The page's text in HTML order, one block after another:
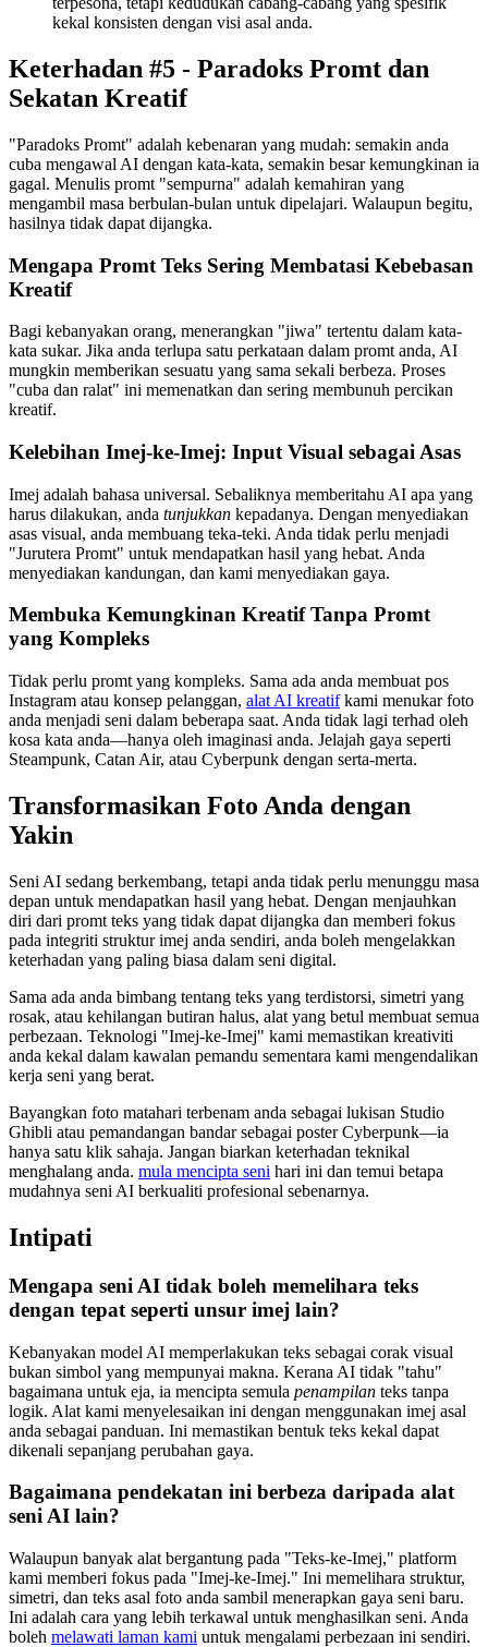
kekal konsisten dengan visi asal anda.
Keterhadan #5 - Paradoks Promt dan
Sekatan Kreatif
"Paradoks Promt" adalah kebenaran yang mudah: semakin anda
cuba mengawal AI dengan kata-kata, semakin besar kemungkinan ia
gagal. Menulis promt "sempurna" adalah kemahiran yang
mengambil masa berbulan-bulan untuk dipelajari. Walaupun begitu,
hasilnya tidak dapat dijangka.
Mengapa Promt Teks Sering Membatasi Kebebasan
Kreatif
Bagi kebanyakan orang, menerangkan "jiwa" tertentu dalam kata-
kata sukar. Jika anda terlupa satu perkataan dalam promt anda, AI
mungkin memberikan sesuatu yang sama sekali berbeza. Proses
"cuba dan ralat" ini memenatkan dan sering membunuh percikan
kreatif.
Kelebihan Imej-ke-Imej: Input Visual sebagai Asas
Imej adalah bahasa universal. Sebaliknya memberitahu AI apa yang
harus dilakukan, anda tunjukkan kepadanya. Dengan menyediakan
asas visual, anda membuang teka-teki. Anda tidak perlu menjadi
"Jurutera Promt" untuk mendapatkan hasil yang hebat. Anda
menyediakan kandungan, dan kami menyediakan gaya.
Membuka Kemungkinan Kreatif Tanpa Promt
yang Kompleks
Tidak perlu promt yang kompleks. Sama ada anda membuat pos
Instagram atau konsep pelanggan, alat AI kreatifkami menukar foto
anda menjadi seni dalam beberapa saat. Anda tidak lagi terhad oleh
kosa kata anda—hanya oleh imaginasi anda. Jelajah gaya seperti
Steampunk, Catan Air, atau Cyberpunk dengan serta-merta.
Transformasikan Foto Anda dengan
Yakin
Seni AI sedang berkembang, tetapi anda tidak perlu menunggu masa
depan untuk mendapatkan hasil yang hebat. Dengan menjauhkan
diri dari promt teks yang tidak dapat dijangka dan memberi fokus
pada integriti struktur imej anda sendiri, anda boleh mengelakkan
keterhadan yang paling biasa dalam seni digital.
Sama ada anda bimbang tentang teks yang terdistorsi, simetri yang
rosak, atau kehilangan butiran halus, alat yang betul membuat semua
perbezaan. Teknologi "Imej-ke-Imej" kami memastikan kreativiti
anda kekal dalam kawalan pemandu sementara kami mengendalikan
kerja seni yang berat.
Bayangkan foto matahari terbenam anda sebagai lukisan Studio
Ghibli atau pemandangan bandar sebagai poster Cyberpunk—ia
hanya satu klik sahaja. Jangan biarkan keterhadan teknikal
menghalang anda. mula mencipta seni hari ini dan temui betapa
mudahnya seni AI berkualiti profesional sebenarnya.
Intipati
Mengapa seni AI tidak boleh memelihara teks
dengan tepat seperti unsur imej lain?
Kebanyakan model AI memperlakukan teks sebagai corak visual
bukan simbol yang mempunyai makna. Kerana AI tidak "tahu"
bagaimana untuk eja, ia mencipta semula penampilan teks tanpa
logik. Alat kami menyelesaikan ini dengan menggunakan imej asal
anda sebagai panduan. Ini memastikan bentuk teks kekal dapat
dikenali sepanjang perubahan gaya.
Bagaimana pendekatan ini berbeza daripada alat
seni AI lain?
Walaupun banyak alat bergantung pada "Teks-ke-Imej," platform
kami memberi fokus pada "Imej-ke-Imej." Ini memelihara struktur,
simetri, dan teks asal foto anda sambil menerapkan gaya seni baru.
Ini adalah cara yang lebih terkawal untuk menghasilkan seni. Anda
boleh melawati laman kami untuk mengalami perbezaan ini sendiri.